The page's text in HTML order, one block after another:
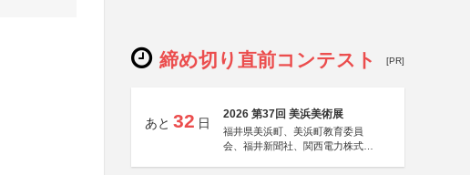
締め切り直前コンテスト [PR]
あと 32 日
2026 第37回 美浜美術展
福井県美浜町、美浜町教育委員
会、福井新聞社、関西電力株式会